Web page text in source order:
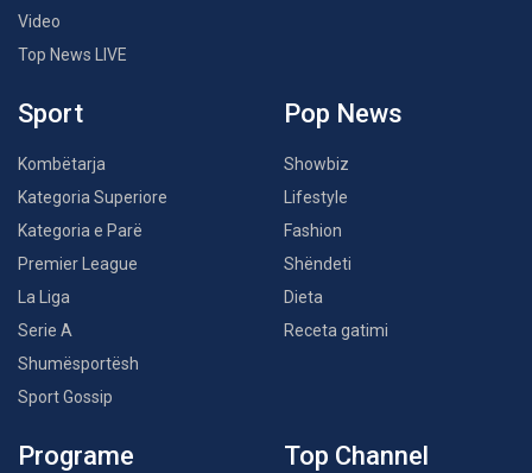
Video
Top News LIVE
Sport
Kombëtarja
Kategoria Superiore
Kategoria e Parë
Premier League
La Liga
Serie A
Shumësportësh
Sport Gossip
Pop News
Showbiz
Lifestyle
Fashion
Shëndeti
Dieta
Receta gatimi
Programe Top Channel